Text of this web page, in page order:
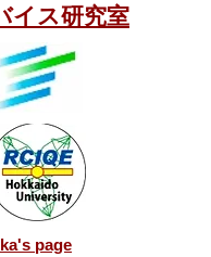
イス研究室
page